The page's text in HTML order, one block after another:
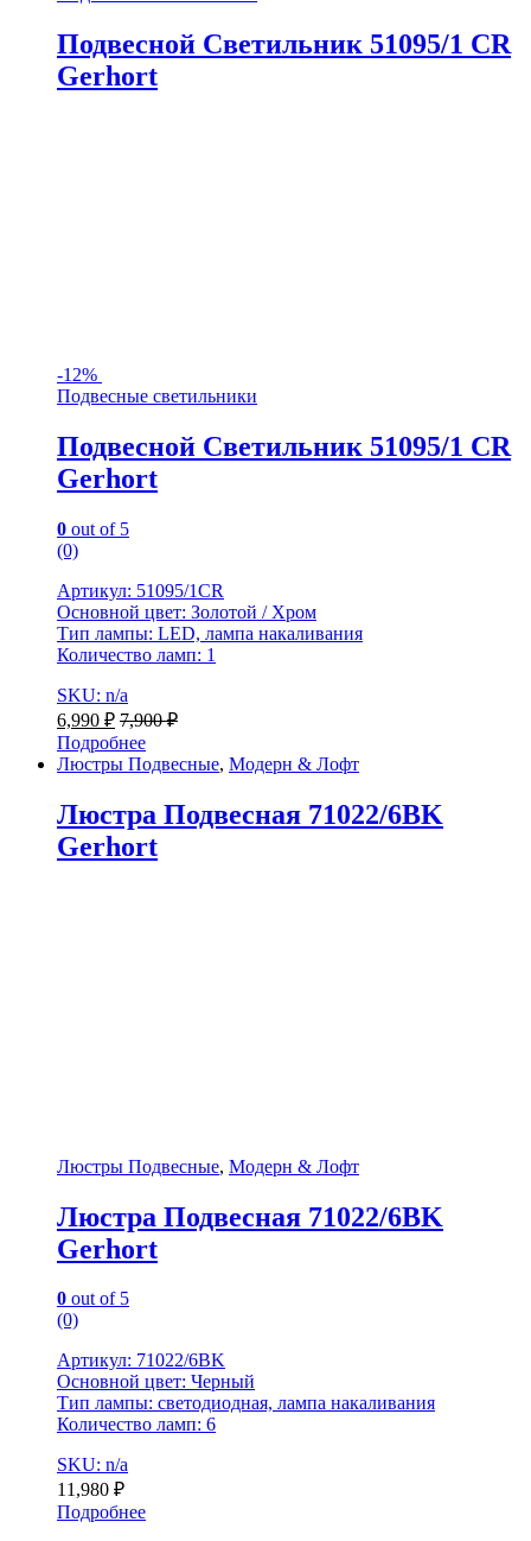
Подвесной Светильник 51095/1 CR
Gerhort
-12%
Подвесные светильники
Подвесной Светильник 51095/1 CR
Gerhort
0 out of 5
(0)
Артикул: 51095/1CR
Основной цвет: Золотой / Хром
Тип лампы: LED, лампа накаливания
Количество ламп: 1
SKU: n/a
6,990 ₽ 7,900₽
Подробнее
Люстры Подвесные, Модерн & Лофт
Люстра Подвесная 71022/6BK
Gerhort
Люстры Подвесные, Модерн & Лофт
Люстра Подвесная 71022/6BK
Gerhort
0 out of 5
(0)
Артикул: 71022/6BK
Основной цвет: Черный
Тип лампы: светодиодная, лампа накаливания
Количество ламп: 6
SKU: n/a
11,980 ₽
Подробнее